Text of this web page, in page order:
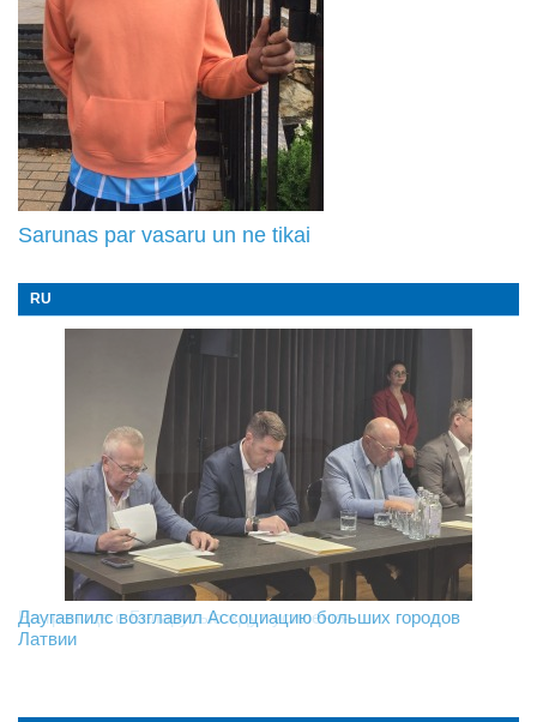
Sarunas par vasaru un ne tikai
RU
На границе с Беларусью ждут усиления
Даугавпилс возглавил Ассоциацию больших городов
Латвии
Инвалидность — не приговор: «Mediastrims» расскажет
реальные истории людей с ограниченными возможностями